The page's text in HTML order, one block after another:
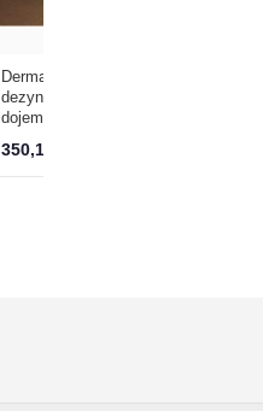
DermaPowder 8kg czyszczenie i
dezynfekcja chusteczek przed
dojem
350,12 zł